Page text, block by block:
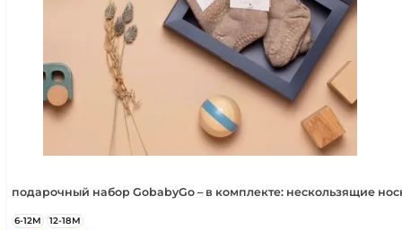
подарочный набор GobabyGo – в комплекте: нескользящие
6-12М 12-18М